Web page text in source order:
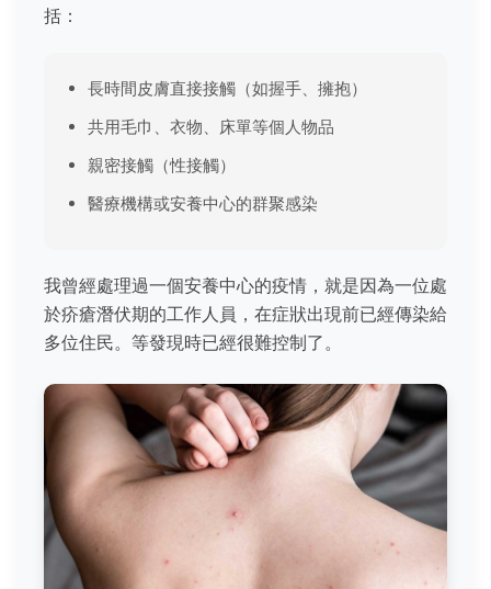
括：
長時間皮膚直接接觸（如握手、擁抱）
共用毛巾、衣物、床單等個人物品
親密接觸（性接觸）
醫療機構或安養中心的群聚感染
我曾經處理過一個安養中心的疫情，就是因為一位處
於疥瘡潛伏期的工作人員，在症狀出現前已經傳染給
多位住民。等發現時已經很難控制了。